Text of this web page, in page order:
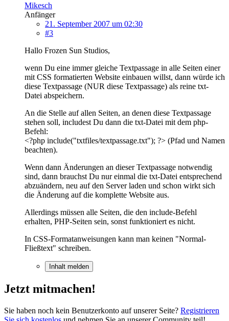
Mikesch
Anfänger
21. September 2007 um 02:30
#3
Hallo Frozen Sun Studios,
wenn Du eine immer gleiche Textpassage in alle Seiten einer
mit CSS formatierten Website einbauen willst, dann würde ich
diese Textpassage (NUR diese Textpassage) als reine txt-
Datei abspeichern.
An die Stelle auf allen Seiten, an denen diese Textpassage
stehen soll, includest Du dann die txt-Datei mit dem php-
Befehl:
<?php include("txtfiles/textpassage.txt"); ?> (Pfad und Namen
beachten).
Wenn dann Änderungen an dieser Textpassage notwendig
sind, dann brauchst Du nur einmal die txt-Datei entsprechend
abzuändern, neu auf den Server laden und schon wirkt sich
die Änderung auf die komplette Website aus.
Allerdings müssen alle Seiten, die den include-Befehl
erhalten, PHP-Seiten sein, sonst funktioniert es nicht.
In CSS-Formatanweisungen kann man keinen "Normal-
Fließtext" schreiben.
Inhalt melden
Jetzt mitmachen!
Sie haben noch kein Benutzerkonto auf unserer Seite? Registrieren